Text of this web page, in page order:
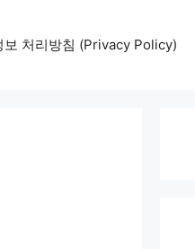
보 처리방침 (Privacy Policy)